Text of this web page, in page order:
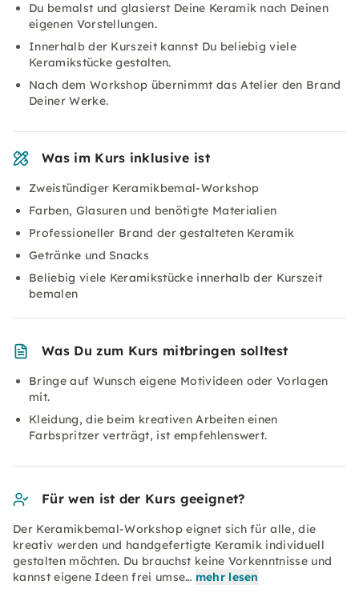
Du bemalst und glasierst Deine Keramik nach Deinen
eigenen Vorstellungen.
Innerhalb der Kurszeit kannst Du beliebig viele
Keramikstücke gestalten.
Nach dem Workshop übernimmt das Atelier den Brand
Deiner Werke.
Was im Kurs inklusive ist
Zweistündiger Keramikbemal-Workshop
Farben, Glasuren und benötigte Materialien
Professioneller Brand der gestalteten Keramik
Getränke und Snacks
Beliebig viele Keramikstücke innerhalb der Kurszeit
bemalen
Was Du zum Kurs mitbringen solltest
Bringe auf Wunsch eigene Motivideen oder Vorlagen
mit.
Kleidung, die beim kreativen Arbeiten einen
Farbspritzer verträgt, ist empfehlenswert.
Für wen ist der Kurs geeignet?
Der Keramikbemal-Workshop eignet sich für alle, die
kreativ werden und handgefertigte Keramik individuell
gestalten möchten. Du brauchst keine Vorkenntnisse und
kannst eigene Ideen frei umse… mehr lesen